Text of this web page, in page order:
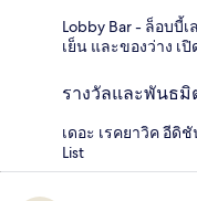
Lobby Bar - ล็อบบี้
เย็น และของว่าง เ
รางวัลและพันธมิ
เดอะ เรคยาวิค อีดิ
List